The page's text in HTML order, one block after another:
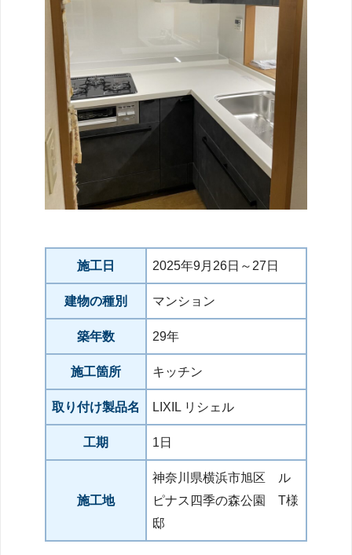
施工日 2025年9月26日～27日
建物の種別 マンション
築年数 29年
施工箇所 キッチン
取り付け製品名 LIXIL リシェル
工期 1日
施工地
神奈川県横浜市旭区 ル
ピナス四季の森公園 T様
邸